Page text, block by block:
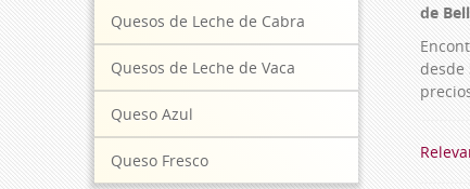
Quesos de Leche de Cabra
Quesos de Leche de Vaca
Queso Azul
Queso Fresco
de
desde